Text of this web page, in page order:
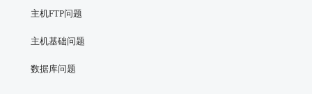
主机FTP问题
主机基础问题
数据库问题